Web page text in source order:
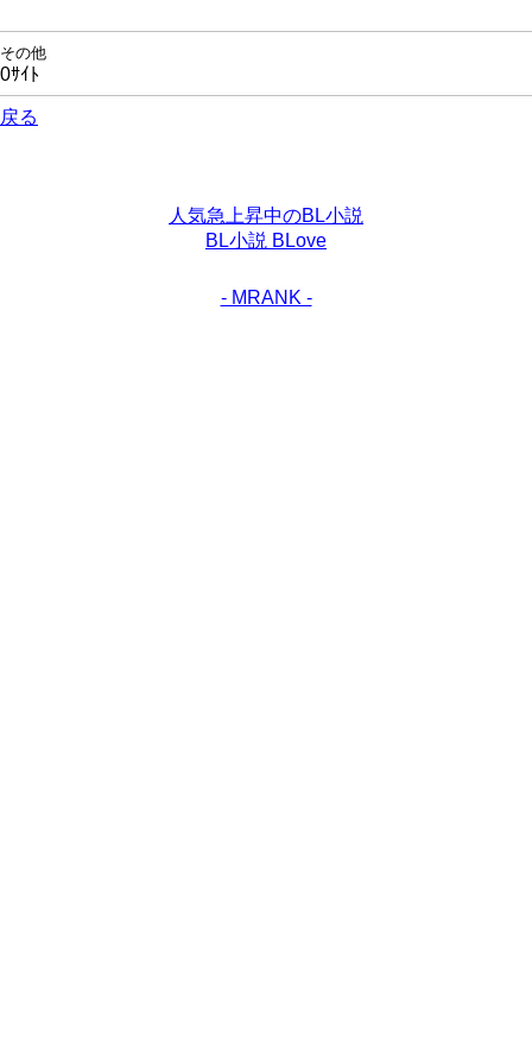
その他
0ｻｲﾄ
戻る
人気急上昇中のBL小説
BL小説 BLove
- MRANK -